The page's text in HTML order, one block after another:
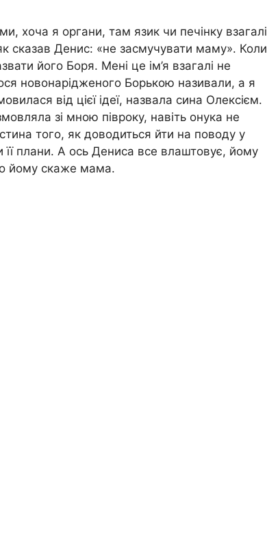
хоча я органи, там язик чи печінку взагалі
сказав Денис: «не засмучувати маму». Коли
його Боря. Мені це ім’я взагалі не
новонарідженого Борькою називали, а я
від цієї ідеї, назвала сина Олексієм.
зі мною півроку, навіть онука не
того, як доводиться йти на поводу у
її плани. А ось Дениса все влаштовує, йому
йому скаже мама.